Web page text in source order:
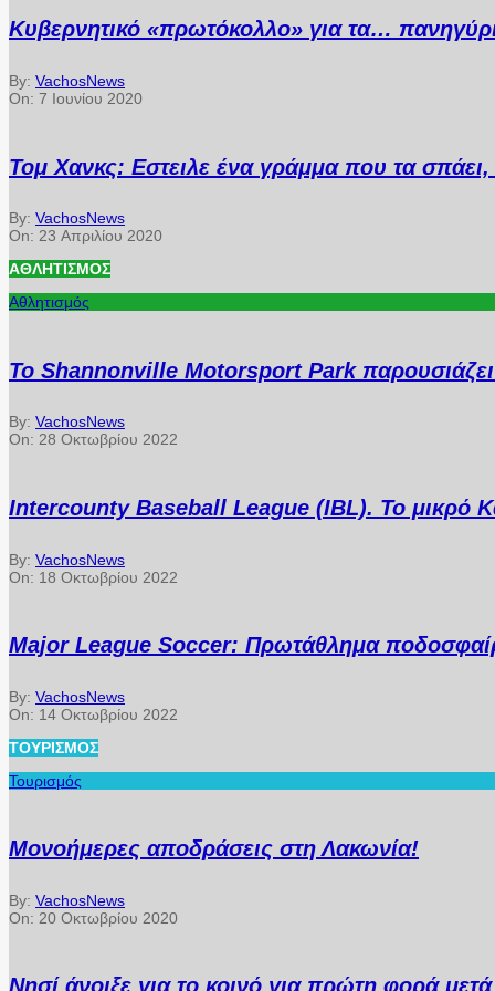
Κυβερνητικό «πρωτόκολλο» για τα…
By: VachosNews
On: 7 Ιουνίου 2020
Τομ Χανκς: Εστειλε ένα γράμμα που τα
By: VachosNews
On: 23 Απριλίου 2020
ΑΘΛΗΤΙΣΜΌΣ
Αθλητισμός
Το Shannonville Motorsport Park
By: VachosNews
On: 28 Οκτωβρίου 2022
Intercounty Baseball League (IBL). Το μικρό
By: VachosNews
On: 18 Οκτωβρίου 2022
Major League Soccer: Πρωτάθλημα
By: VachosNews
On: 14 Οκτωβρίου 2022
ΤΟΥΡΙΣΜΌΣ
Τουρισμός
Μονοήμερες αποδράσεις στη Λακωνία!
By: VachosNews
On: 20 Οκτωβρίου 2020
Νησί άνοιξε για το κοινό για πρώτη φορά